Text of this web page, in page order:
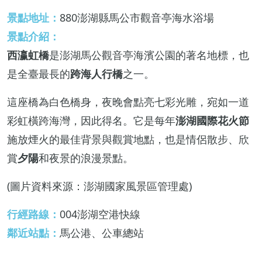
景點地址： 880澎湖縣馬公市觀音亭海水浴場
景點介紹：
西瀛虹橋是澎湖馬公觀音亭海濱公園的著名地標，也
是全臺最長的跨海人行橋之一。
這座橋為白色橋身，夜晚會點亮七彩光雕，宛如一道
彩虹橫跨海灣，因此得名。它是每年澎湖國際花火節
施放煙火的最佳背景與觀賞地點，也是情侶散步、欣
賞夕陽和夜景的浪漫景點。
(圖片資料來源：澎湖國家風景區管理處)
行經路線： 004澎湖空港快線
鄰近站點： 馬公港、公車總站